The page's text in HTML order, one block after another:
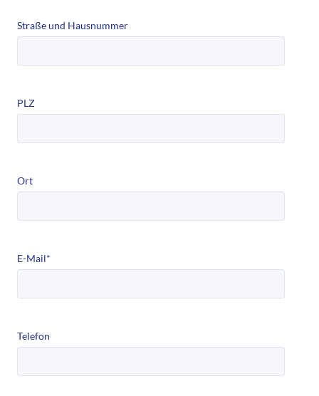
Straße und Hausnummer
PLZ
Ort
E-Mail*
Telefon